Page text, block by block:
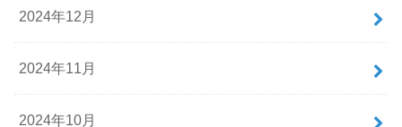
2024年12月
2024年11月
2024年10月